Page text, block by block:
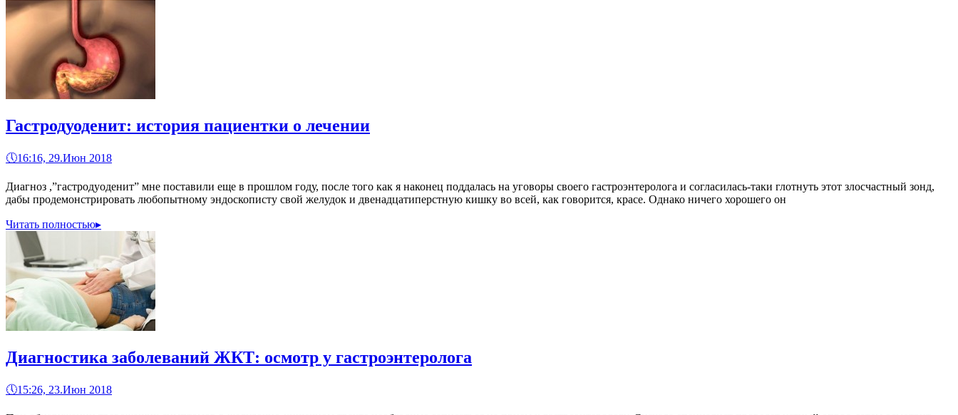
Гастродуоденит: история пациентки о лечении
🕔16:16, 29.Июн 2018
Диагноз ,”гастродуоденит” мне поставили еще в прошлом году, после того как я наконец поддалась на уговоры своего гастроэнтеролога и согласилась-таки глотнуть этот злосчастный зонд,
дабы продемонстрировать любопытному эндоскописту свой желудок и двенадцатиперстную кишку во всей, как говорится, красе. Однако ничего хорошего он
Читать полностью▸
Диагностика заболеваний ЖКТ: осмотр у гастроэнтеролога
🕔15:26, 23.Июн 2018